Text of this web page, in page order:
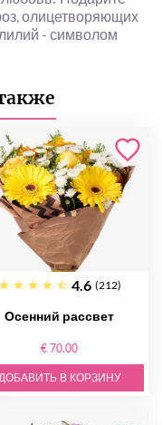
олицетворяющих
- символом
4.6 (212)
Осенний рассвет
€ 70.00
В КОРЗИНУ